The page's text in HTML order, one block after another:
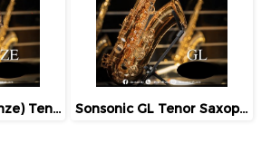
Sonsonic ZE (Bronze) Tenor Saxophone Sonsonic GL Tenor Saxophone